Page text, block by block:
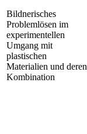
Bildnerisches
Problemlösen im
experimentellen
Umgang mit
plastischen
Materialien und deren
Kombination